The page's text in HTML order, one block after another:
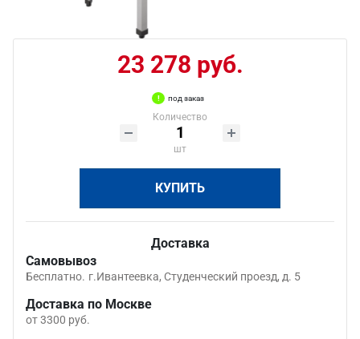
23 278 руб.
под заказ
Количество
шт
КУПИТЬ
Доставка
Самовывоз
Бесплатно. г.Ивантеевка, Студенческий проезд, д. 5
Доставка по Москве
от 3300 руб.